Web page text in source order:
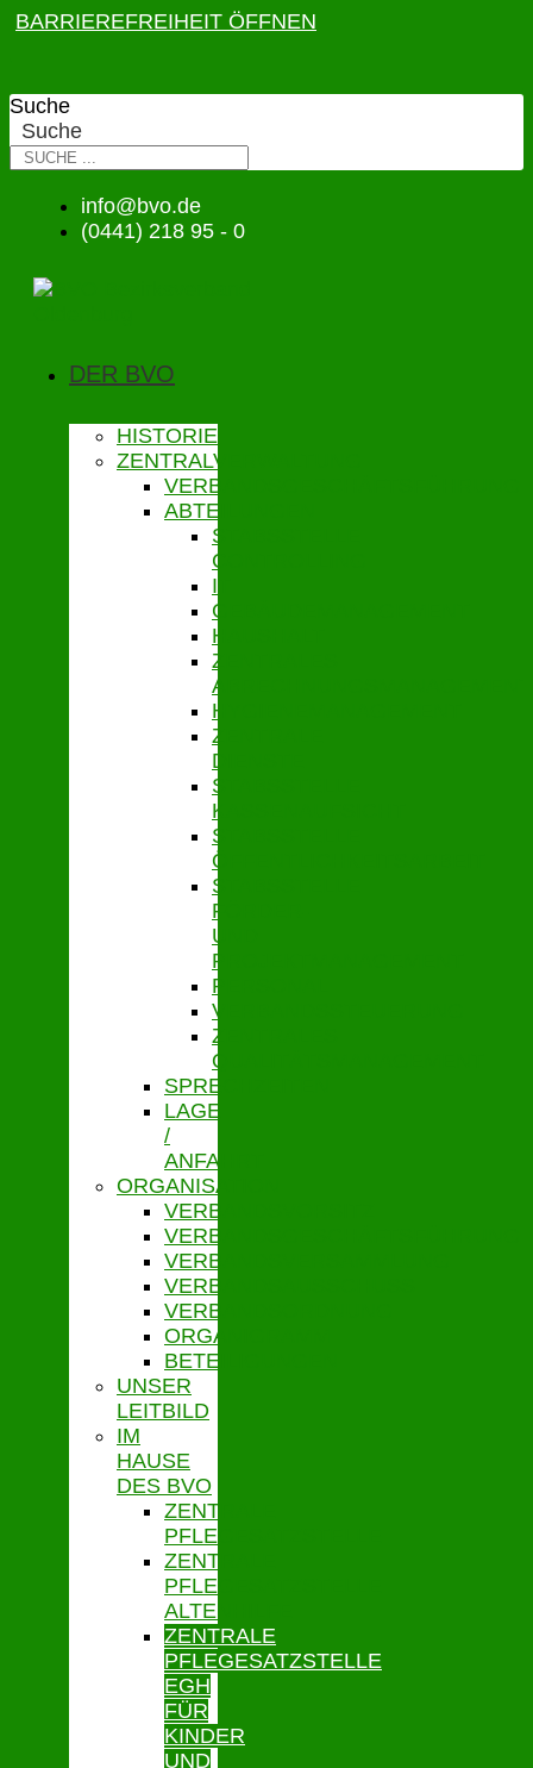
BARRIEREFREIHEIT ÖFFNEN
Suche
Suche
info@bvo.de
(0441) 218 95 - 0
DER BVO
HISTORIE
ZENTRALVERWALTUNG
VERBANDSGESCHÄFTSFÜHRUNG
ABTEILUNGEN
STABSSTELLE
CONTROLLING
IT
GEBÄUDEMANAGEMENT
HAUSHALT
ZENTRALES
ABRECHNUNGSMANAGEMENT
HYGIENEMANAGEMENT
ZENTRALE
DIENSTE
STABSSTELLE
KASSENAUFSICHT
STABSSTELLE
ÖFFENTLICHKEITSARBEIT
STABSSTELLE
FÖRDER-
UND
PROJEKTMANAGEMENT
PERSONAL
VERBANDSSTEUERUNG
ZENTRALES
QUALITÄTSMANAGEMENT
SPRECHZEITEN
LAGE
/
ANFAHRT
ORGANISATION
VERBANDSVORSITZ
VERBANDSGESCHÄFTSFÜHRUNG
VERBANDSVERSAMMLUNG
VERBANDSAUSSCHUSS
VERBANDSORDNUNG
ORGANIGRAMM
BETEILIGUNGEN
UNSER
LEITBILD
IM
HAUSE
DES BVO
ZENTRALE
PFLEGESATZSTELLE
ZENTRALE
PFLEGESATZSTELLE
ALTENHILFE
ZENTRALE
PFLEGESATZSTELLE
EGH
FÜR
KINDER
UND